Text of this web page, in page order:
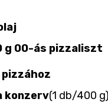
g 00-ás pizzaliszt
konzerv(1 db/400 g)